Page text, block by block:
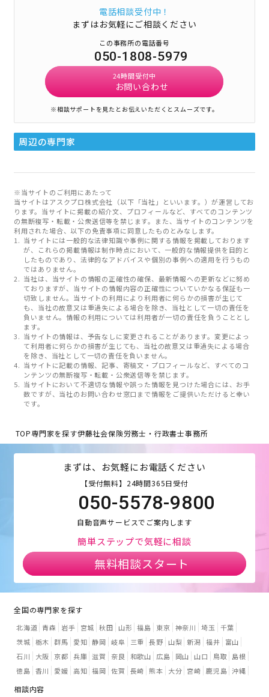
電話相談受付中！
まずはお気軽にご相談ください
この事務所の電話番号
050-1808-5979
24時間受付中
お問い合わせ
※相談サポートを見たとお伝えいただくとスムーズです。
周辺の専門家
※当サイトのご利用にあたって
当サイトはアスクプロ株式会社（以下「当社」といいます。）が運営してお
ります。当サイトに掲載の紹介文、プロフィールなど、すべてのコンテンツ
の無断複写・転載・公衆送信等を禁じます。また、当サイトのコンテンツを
利用された場合、以下の免責事項に同意したものとみなします。
当サイトには一般的な法律知識や事例に関する情報を掲載しております
が、これらの掲載情報は制作時点において、一般的な情報提供を目的と
したものであり、法律的なアドバイスや個別の事例への適用を行うもの
ではありません。
当社は、当サイトの情報の正確性の確保、最新情報への更新などに努め
ておりますが、当サイトの情報内容の正確性についていかなる保証も一
切致しません。当サイトの利用により利用者に何らかの損害が生じて
も、当社の故意又は重過失による場合を除き、当社として一切の責任を
負いません。情報の利用については利用者が一切の責任を負うこととし
ます。
当サイトの情報は、予告なしに変更されることがあります。変更によっ
て利用者に何らかの損害が生じても、当社の故意又は重過失による場合
を除き、当社として一切の責任を負いません。
当サイトに記載の情報、記事、寄稿文・プロフィールなど、すべてのコ
ンテンツの無断複写・転載・公衆送信等を禁じます。
当サイトにおいて不適切な情報や誤った情報を見つけた場合には、お手
数ですが、当社のお問い合わせ窓口まで情報をご提供いただけると幸い
です。
TOP専門家を探す伊藤社会保険労務士・行政書士事務所
まずは、お気軽にお電話ください
【受付無料】24時間365日受付
050-5578-9800
自動音声サービスでご案内します
簡単ステップで気軽に相談
無料相談スタート
全国の専門家を探す
北海道 青森 岩手 宮城 秋田 山形 福島 東京 神奈川 埼玉
千葉
茨城 栃木 群馬 愛知 静岡 岐阜 三重 長野 山梨 新潟 福井
富山
石川
大阪 京都 兵庫 滋賀 奈良 和歌山 広島 岡山 山口 鳥取
島根
徳島 香川 愛媛 高知 福岡 佐賀 長崎 熊本 大分 宮崎 鹿児島 沖縄
相談内容